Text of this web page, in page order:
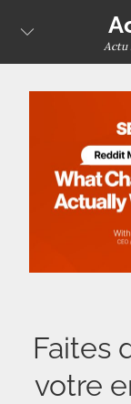
content
Actu
Faites
votre